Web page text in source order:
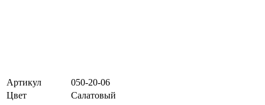
Артикул
050-20-06
Цвет
Салатовый